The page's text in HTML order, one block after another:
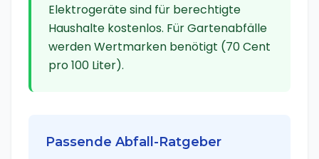
Elektrogeräte sind für berechtigte
Haushalte kostenlos. Für Gartenabfälle
werden Wertmarken benötigt (70 Cent
pro 100 Liter).
Passende Abfall-Ratgeber